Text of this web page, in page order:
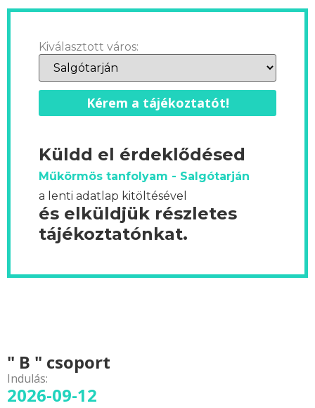
Kiválasztott város:
Kérem a tájékoztatót!
Küldd el érdeklődésed
Műkörmös tanfolyam - Salgótarján
a lenti adatlap kitöltésével
és elküldjük részletes
tájékoztatónkat.
" B " csoport
Indulás:
2026-09-12